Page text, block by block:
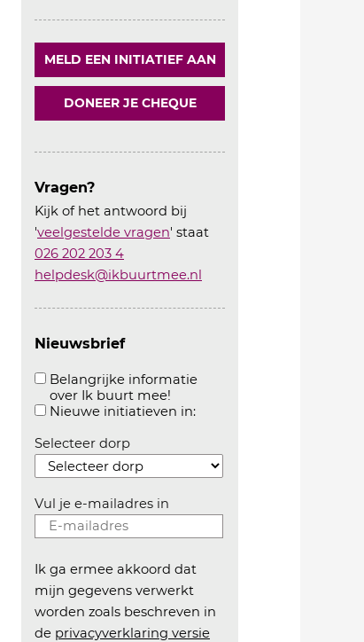
MELD EEN INITIATIEF AAN
DONEER JE CHEQUE
Vragen?
Kijk of het antwoord bij
'veelgestelde vragen' staat
026 202 203 4
helpdesk@ikbuurtmee.nl
Nieuwsbrief
Belangrijke informatie
over Ik buurt mee!
Aanvinken om belangrijke informatie over
Nieuwe initiatieven in:Aanvinken om
Selecteer dorp
Vul je e-mailadres in
Ik ga ermee akkoord dat
mijn gegevens verwerkt
worden zoals beschreven in
de privacyverklaring versie